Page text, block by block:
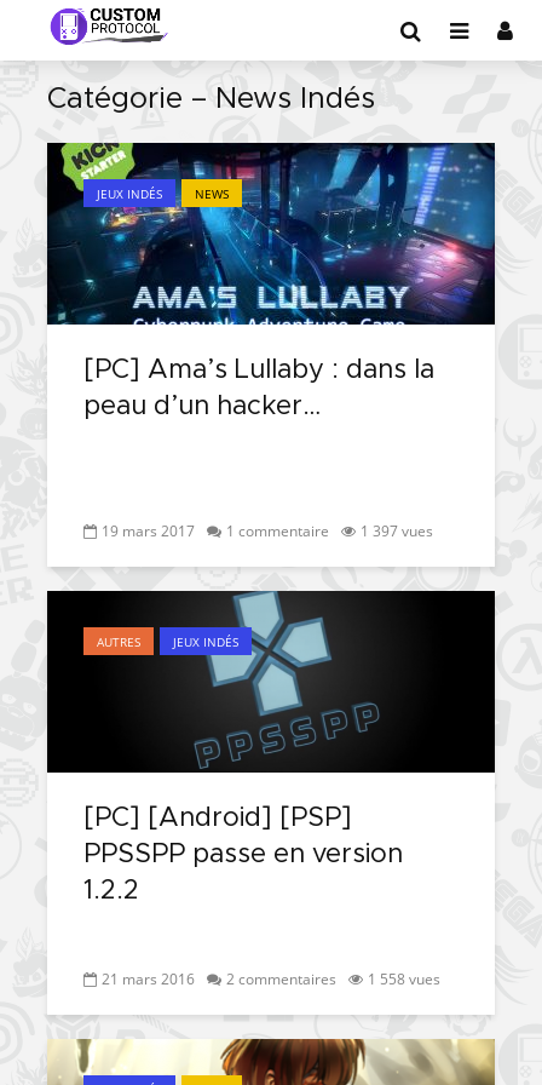
Catégorie – News Indés
JEUX INDÉS NEWS
[PC] Ama’s Lullaby : dans la
peau d’un hacker…
19 mars 2017 1 commentaire 1 397 vues
AUTRES JEUX INDÉS
[PC] [Android] [PSP]
PPSSPP passe en version
1.2.2
21 mars 2016 2 commentaires 1 558 vues